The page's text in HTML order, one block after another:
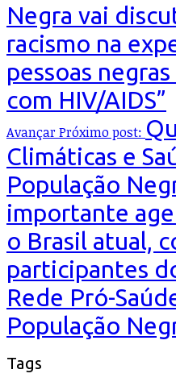
Negra vai
racismo na
pessoas
com HIV/AIDS”
AvançarPróximo post:
Climáticas e
População
importante
o Brasil atual,
participantes
Rede Pró-
População
Tags